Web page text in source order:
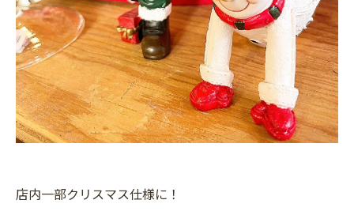
店内一部クリスマス仕様に！